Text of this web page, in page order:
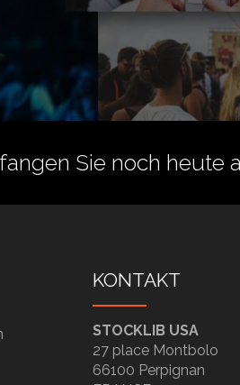
Sie noch heute
KONTAKT
STOCKLIB USA
27 place Montbolo
66100 Perpignan